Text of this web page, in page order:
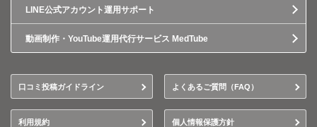
LINE公式アカウント運用サポート
動画制作・YouTube運用代行サービス MedTube
口コミ投稿ガイドライン よくあるご質問（FAQ）
利用規約 個人情報保護方針